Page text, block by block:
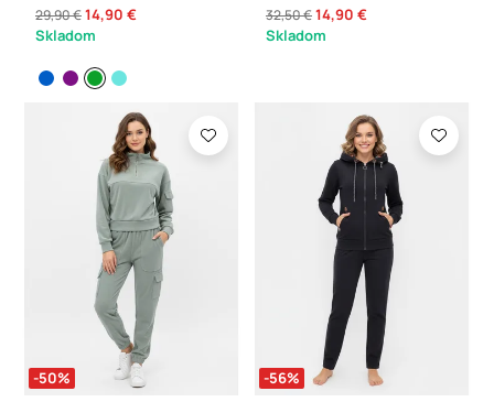
29,90 €14,90 €
Skladom
32,50 €14,90 €
Skladom
-50% -56%